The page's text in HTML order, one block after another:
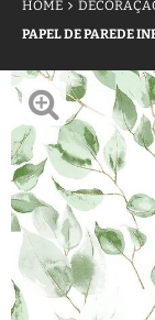
HOME
PAPEL DE PAREDE